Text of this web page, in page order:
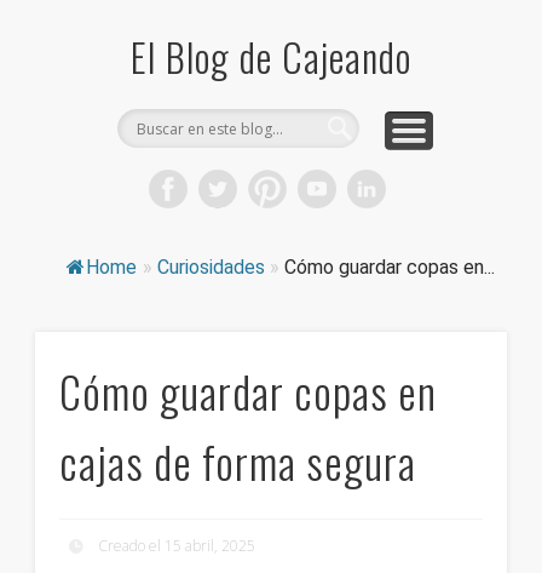
El Blog de Cajeando
Home » Curiosidades » Cómo guardar copas en...
Cómo guardar copas en
cajas de forma segura
Creado el 15 abril, 2025